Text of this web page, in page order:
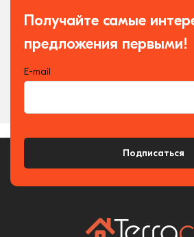
Получайте самые
предложения первыми!
E-mail
Подписаться